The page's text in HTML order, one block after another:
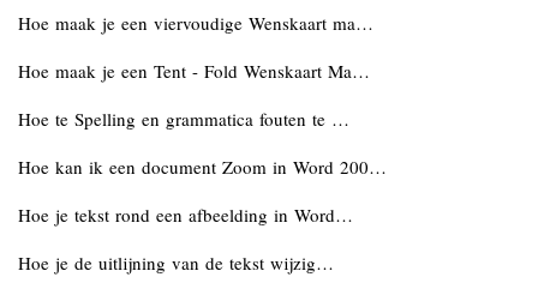
Hoe maak je een viervoudige Wenskaart ma…
Hoe maak je een Tent - Fold Wenskaart Ma…
Hoe te Spelling en grammatica fouten te …
Hoe kan ik een document Zoom in Word 200…
Hoe je tekst rond een afbeelding in Word…
Hoe je de uitlijning van de tekst wijzig…